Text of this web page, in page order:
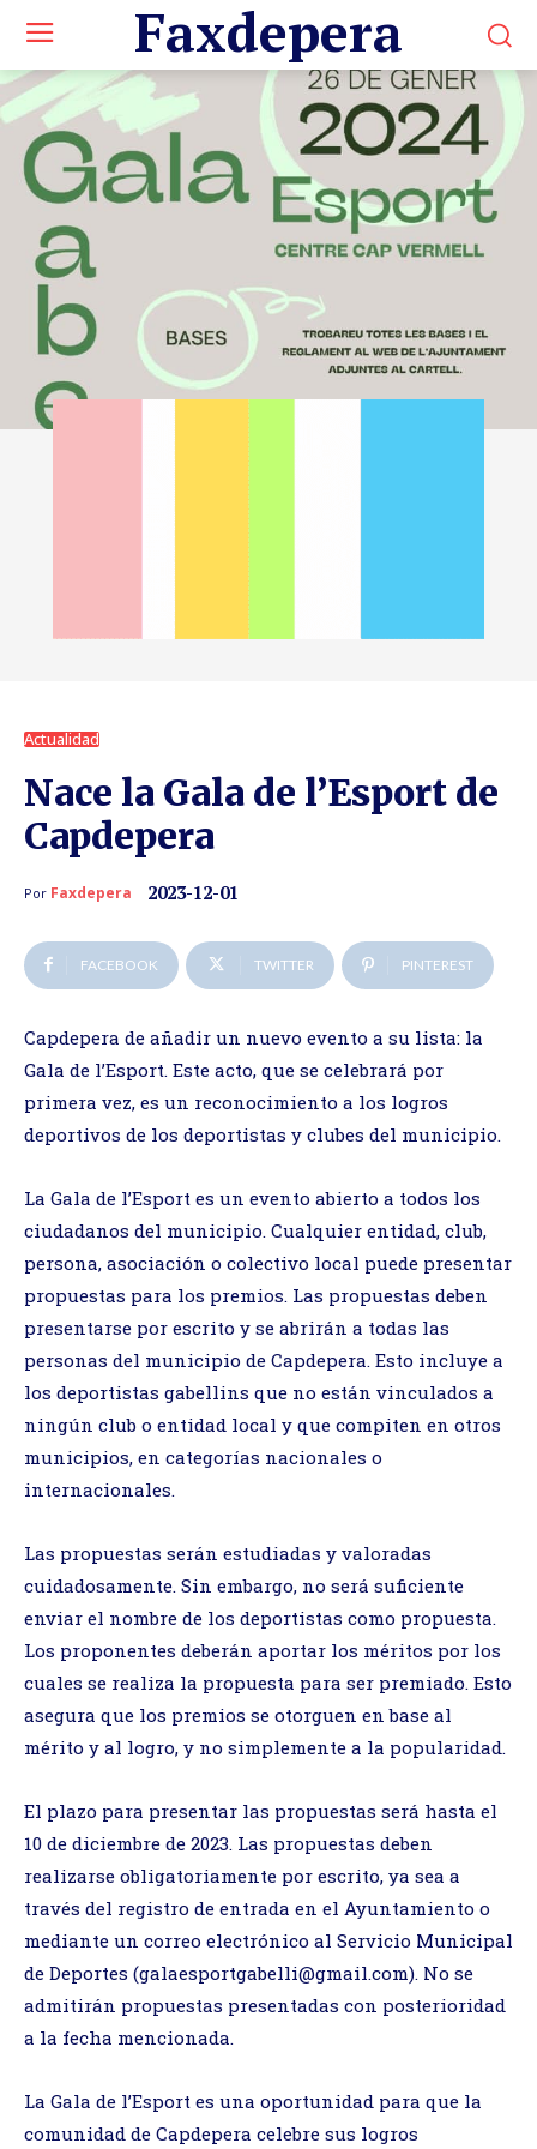
Faxdepera
Actualidad
Nace la Gala de l’Esport de
Capdepera
Por Faxdepera 2023-12-01
FACEBOOK TWITTER PINTEREST
Capdepera de añadir un nuevo evento a su lista: la
Gala de l’Esport. Este acto, que se celebrará por
primera vez, es un reconocimiento a los logros
deportivos de los deportistas y clubes del municipio.
La Gala de l’Esport es un evento abierto a todos los
ciudadanos del municipio. Cualquier entidad, club,
persona, asociación o colectivo local puede presentar
propuestas para los premios. Las propuestas deben
presentarse por escrito y se abrirán a todas las
personas del municipio de Capdepera. Esto incluye a
los deportistas gabellins que no están vinculados a
ningún club o entidad local y que compiten en otros
municipios, en categorías nacionales o
internacionales.
Las propuestas serán estudiadas y valoradas
cuidadosamente. Sin embargo, no será suficiente
enviar el nombre de los deportistas como propuesta.
Los proponentes deberán aportar los méritos por los
cuales se realiza la propuesta para ser premiado. Esto
asegura que los premios se otorguen en base al
mérito y al logro, y no simplemente a la popularidad.
El plazo para presentar las propuestas será hasta el
10 de diciembre de 2023. Las propuestas deben
realizarse obligatoriamente por escrito, ya sea a
través del registro de entrada en el Ayuntamiento o
mediante un correo electrónico al Servicio Municipal
de Deportes (galaesportgabelli@gmail.com). No se
admitirán propuestas presentadas con posterioridad
a la fecha mencionada.
La Gala de l’Esport es una oportunidad para que la
comunidad de Capdepera celebre sus logros